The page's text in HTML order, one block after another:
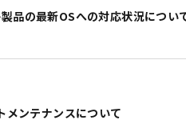
品の最新OSへの対応状況につい
メンテナンスについて